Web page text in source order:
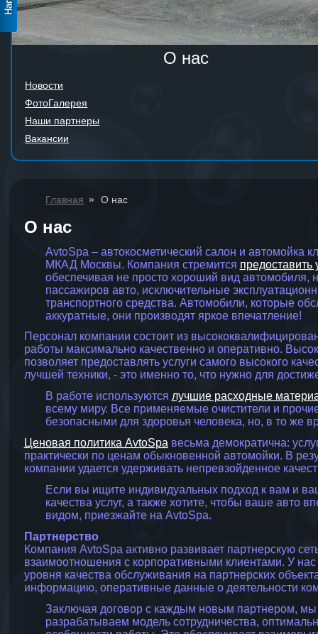
О нас
Новости
ФотоГалерея
Наши партнеры
Вакансии
Главная » О нас
О нас
AvtoSpa – автокосметический салон и автомойка
МКАД Москвы. Компания стремится предоставить
обеспечивая не просто хороший вид
пассажиров авто, исключительные
транспортного средства. Автомобили, которые
аккуратные, они производят яркое впечатление!
Персонал компании состоит из
работы максимально качественно и оперативно.
позволяет предоставлять услуги самого высокого
лучшей техники, - это именно то, что нужно для
В работе используются лучшие расходные
всему миру. Все применяемые очистители и
безопасными для здоровья человека, но, в то же
Ценовая политика AvtoSpa весьма демократична:
практически по ценам обыкновенной автомойки. В
компании удается удерживать непревзойденное
Если вы ищите индивидуальных подход к вам и
качества услуг, а также хотите, чтобы ваше авто
видом, приезжайте на AvtoSpa.
Партнерство
Компания AvtoSpa активно развивает партнерскую
взаимоотношения c корпоративными клиентами. У
уровня качества обслуживания на партнерских
информацию, оперативные данные о деятельности
Заключая договор с каждым новым партнером,
разрабатываем модель сотрудничества,